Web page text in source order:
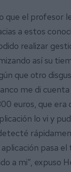
que el profesor
a estos
realizar
así su
que otro
me di
euros, que era
lo vi y
pasa
a mi”, expuso